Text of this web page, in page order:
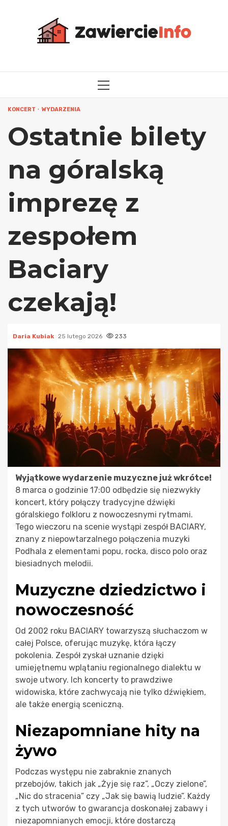
MENU
KONCERT WYDARZENIA
Ostatnie bilety
na góralską
imprezę z
zespołem
Baciary
czekają!
Daria Kubiak 25 lutego 2026 233
Wyjątkowe wydarzenie muzyczne już wkrótce!
8 marca o godzinie 17:00 odbędzie się niezwykły
koncert, który połączy tradycyjne dźwięki
góralskiego folkloru z nowoczesnymi rytmami.
Tego wieczoru na scenie wystąpi zespół BACIARY,
znany z niepowtarzalnego połączenia muzyki
Podhala z elementami popu, rocka, disco polo oraz
biesiadnych melodii.
Muzyczne dziedzictwo i
nowoczesność
Od 2002 roku BACIARY towarzyszą słuchaczom w
całej Polsce, oferując muzykę, która łączy
pokolenia. Zespół zyskał uznanie dzięki
umiejętnemu wplątaniu regionalnego dialektu w
swoje utwory. Ich koncerty to prawdziwe
widowiska, które zachwycają nie tylko dźwiękiem,
ale także energią sceniczną.
Niezapomniane hity na
żywo
Podczas występu nie zabraknie znanych
przebojów, takich jak „Żyje się raz”, „Oczy zielone”,
„Nic do stracenia” czy „Jak się bawią ludzie”. Każdy
z tych utworów to gwarancja doskonałej zabawy i
niezapomnianych emocji, które dostarczą